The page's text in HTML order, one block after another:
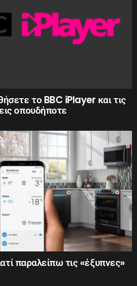
το BBC iPlayer και τις
οπουδήποτε
παραλείπω τις «έξυπνες»